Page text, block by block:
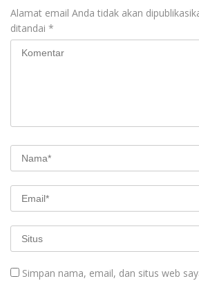
Alamat email Anda tidak akan
ditandai *
Simpan nama, email, dan situs web